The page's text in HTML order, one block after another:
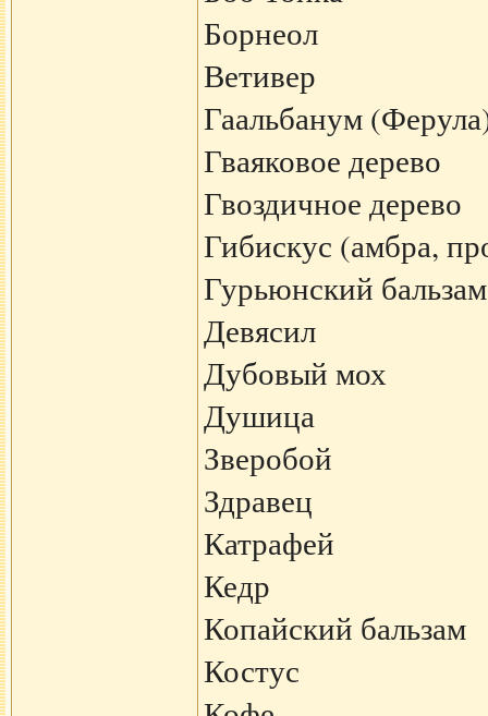
Борнеол
Ветивер
Гаальбанум
Гваяковое дерево
Гвоздичное дерево
Гибискус (амбра,
Гурьюнский бальзам
Девясил
Дубовый мох
Душица
Зверобой
Здравец
Катрафей
Кедр
Копайский бальзам
Костус